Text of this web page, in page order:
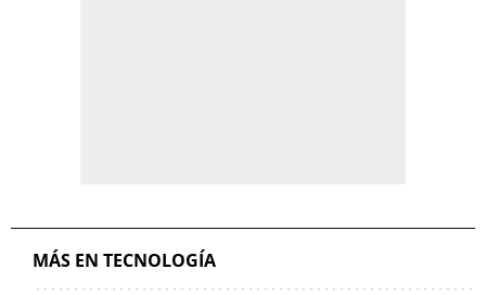
MÁS EN TECNOLOGÍA